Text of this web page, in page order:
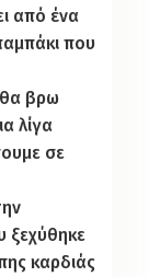
από ένα
που
βρω
λίγα
σε
ξεχύθηκε
καρδιάς